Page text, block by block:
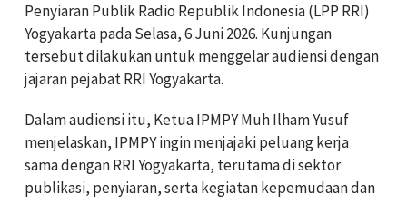
Penyiaran Publik Radio Republik Indonesia (LPP RRI)
Yogyakarta pada Selasa, 6 Juni 2026. Kunjungan
tersebut dilakukan untuk menggelar audiensi dengan
jajaran pejabat RRI Yogyakarta.
Dalam audiensi itu, Ketua IPMPY Muh Ilham Yusuf
menjelaskan, IPMPY ingin menjajaki peluang kerja
sama dengan RRI Yogyakarta, terutama di sektor
publikasi, penyiaran, serta kegiatan kepemudaan dan